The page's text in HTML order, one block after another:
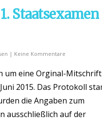
| Keine Kommentare
um eine Orginal-
2015. Das Protokoll
die Angaben zum
ausschließlich auf der